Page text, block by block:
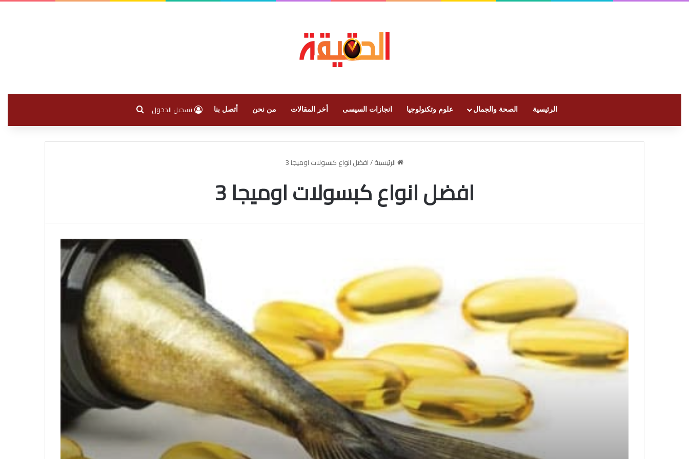
الرئيسية الصحة والجمال علوم وتكنولوجيا انجازات السيسى أخر المقالات من نحن أتصل بنا تسجيل الدخول
الرئيسية/افضل انواع كبسولات اوميجا 3
افضل انواع كبسولات اوميجا 3